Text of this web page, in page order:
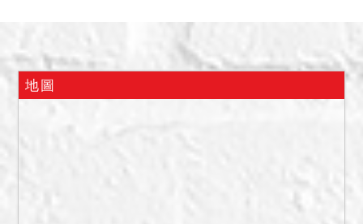
件拍賣建物所有權全部，拍
二、拍賣標的經查相關主管
輻射屋、地震受損屋，惟建
物實際狀況仍須經專業人員
地圖